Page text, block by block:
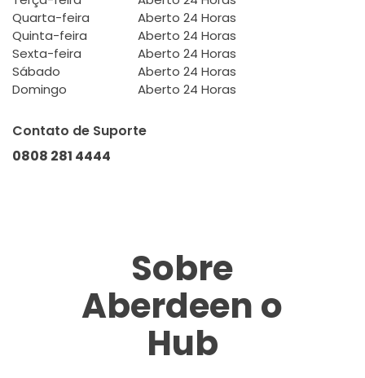
Quarta-feira
Aberto 24 Horas
Quinta-feira
Aberto 24 Horas
Sexta-feira
Aberto 24 Horas
Sábado
Aberto 24 Horas
Domingo
Aberto 24 Horas
Contato de Suporte
0808 281 4444
Sobre
Aberdeen o
Hub